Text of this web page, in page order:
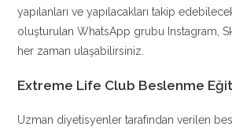
yapılanları ve yapılacakları takip
oluşturulan WhatsApp grubu Instagram,
her zaman ulaşabilirsiniz.
Extreme Life Club Beslenme
Uzman diyetisyenler tarafından verilen